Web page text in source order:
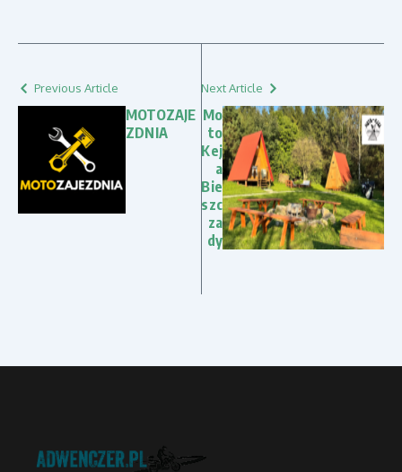
Previous Article
MOTOZAJE
ZDNIA
Next Article
Mo
to
Kej
a
Bie
szc
za
dy